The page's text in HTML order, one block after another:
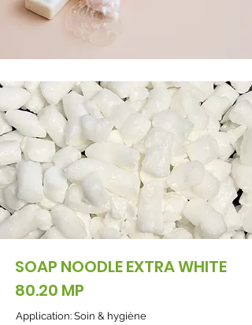
SOAP NOODLE EXTRA WHITE
80.20 MP
Application: Soin & hygiène